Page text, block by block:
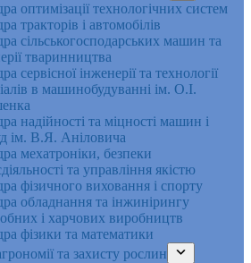
оптимізації технологічних систем
тракторів і автомобілів
сільськогосподарських машин та
тваринництва
cервісної інженерії та технології
в машинобудуванні ім. О.І.
надійності та міцності машин і
ім. В.Я. Аніловича
мехатроніки, безпеки
та управління якістю
фізичного виховання і спорту
обладнання та інжинірингу
і харчових виробництв
фізики та математики
та захисту рослин